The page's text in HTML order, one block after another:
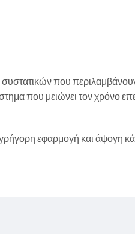
που
που μειώνει τον χρόνο
εφαρμογή και άψογη